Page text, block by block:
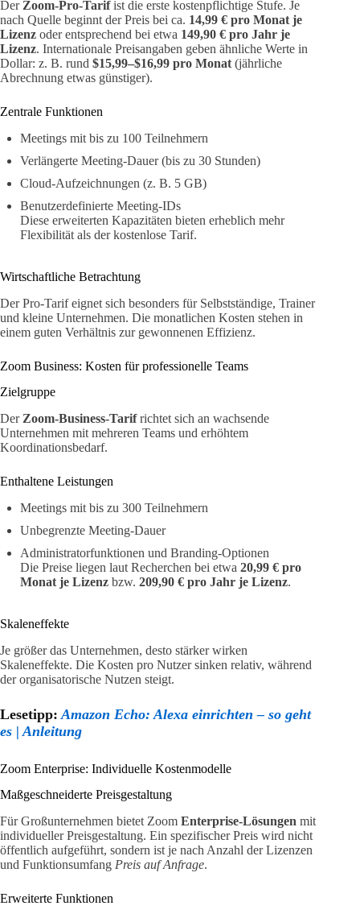
Der Zoom-Pro-Tarifist die erste kostenpflichtige Stufe. Je
nach Quelle beginnt der Preis bei ca. 14,99 € pro Monat je
Lizenz oder entsprechend bei etwa 149,90 € pro Jahr je
Lizenz. Internationale Preisangaben geben ähnliche Werte in
Dollar: z. B. rund $15,99–$16,99 pro Monat (jährliche
Abrechnung etwas günstiger).
Zentrale Funktionen
Meetings mit bis zu 100 Teilnehmern
Verlängerte Meeting-Dauer (bis zu 30 Stunden)
Cloud-Aufzeichnungen (z. B. 5 GB)
Benutzerdefinierte Meeting-IDs
Diese erweiterten Kapazitäten bieten erheblich mehr
Flexibilität als der kostenlose Tarif.
Wirtschaftliche Betrachtung
Der Pro-Tarif eignet sich besonders für Selbstständige, Trainer
und kleine Unternehmen. Die monatlichen Kosten stehen in
einem guten Verhältnis zur gewonnenen Effizienz.
Zoom Business: Kosten für professionelle Teams
Zielgruppe
Der Zoom-Business-Tarifrichtet sich an wachsende
Unternehmen mit mehreren Teams und erhöhtem
Koordinationsbedarf.
Enthaltene Leistungen
Meetings mit bis zu 300 Teilnehmern
Unbegrenzte Meeting-Dauer
Administratorfunktionen und Branding-Optionen
Die Preise liegen laut Recherchen bei etwa 20,99 € pro
Monat je Lizenz bzw. 209,90 € pro Jahr je Lizenz.
Skaleneffekte
Je größer das Unternehmen, desto stärker wirken
Skaleneffekte. Die Kosten pro Nutzer sinken relativ, während
der organisatorische Nutzen steigt.
Lesetipp: Amazon Echo: Alexa einrichten – so geht
es | Anleitung
Zoom Enterprise: Individuelle Kostenmodelle
Maßgeschneiderte Preisgestaltung
Für Großunternehmen bietet Zoom Enterprise-Lösungen mit
individueller Preisgestaltung. Ein spezifischer Preis wird nicht
öffentlich aufgeführt, sondern ist je nach Anzahl der Lizenzen
und Funktionsumfang Preis auf Anfrage.
Erweiterte Funktionen